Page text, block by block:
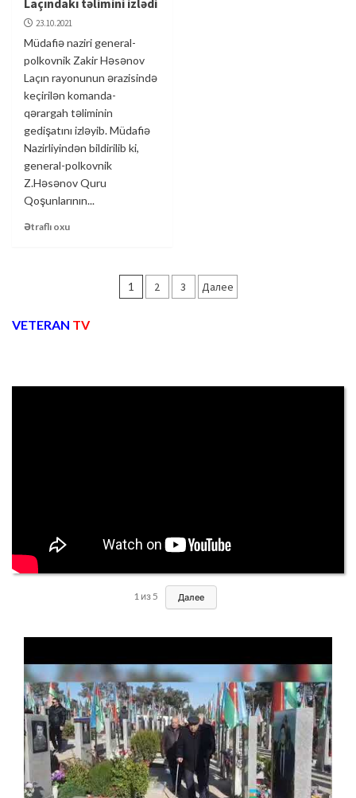
Laçındakı təlimini izlədi
23.10.2021
Müdafiə naziri general-
polkovnik Zakir Həsənov
Laçın rayonunun ərazisində
keçirilən komanda-
qərargah təliminin
gedişatını izləyib. Müdafiə
Nazirliyindən bildirilib ki,
general-polkovnik
Z.Həsənov Quru
Qoşunlarının...
Ətraflı oxu
Пагинация
1 2 3 Далее
VETERAN TV
1 из5 Далее